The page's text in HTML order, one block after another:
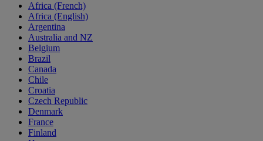
Africa (French)
Africa (English)
Argentina
Australia and NZ
Belgium
Brazil
Canada
Chile
Croatia
Czech Republic
Denmark
France
Finland